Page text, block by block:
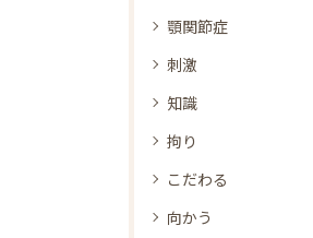
顎関節症
刺激
知識
拘り
こだわる
向かう